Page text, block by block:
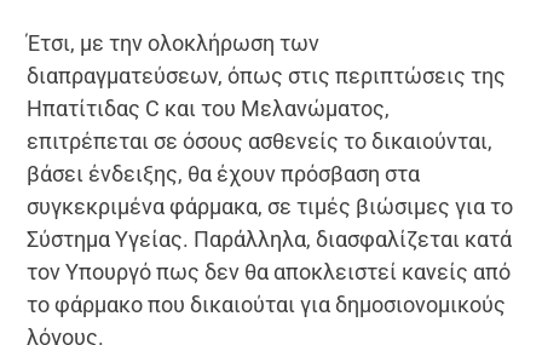
Έτσι, με την ολοκλήρωση των
διαπραγματεύσεων, όπως στις περιπτώσεις της
Ηπατίτιδας C και του Μελανώματος,
επιτρέπεται σε όσους ασθενείς το δικαιούνται,
βάσει ένδειξης, θα έχουν πρόσβαση στα
συγκεκριμένα φάρμακα, σε τιμές βιώσιμες για το
Σύστημα Υγείας. Παράλληλα, διασφαλίζεται κατά
τον Υπουργό πως δεν θα αποκλειστεί κανείς από
το φάρμακο που δικαιούται για δημοσιονομικούς
λόγους.